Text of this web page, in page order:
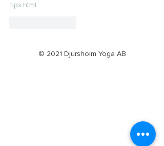
tips.html
© 2021 Djursholm Yoga AB